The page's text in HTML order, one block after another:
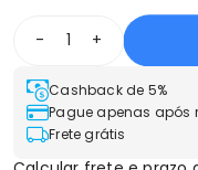
- +
Cashback de 5%
Pague apenas após
Frete grátis